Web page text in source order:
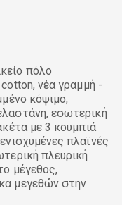
πόλο
νέα γραμμή -
κόψιμο,
εσωτερική
με 3 κουμπιά
πλαϊνές
πλευρική
μέγεθος,
μεγεθών στην